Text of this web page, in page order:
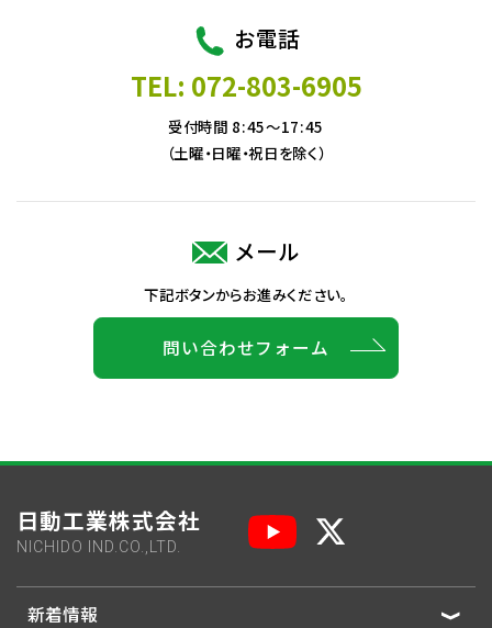
お電話
TEL: 072-803-6905
受付時間 8:45～17:45
（土曜・日曜・祝日を除く）
メール
下記ボタンからお進みください。
問い合わせフォーム
日動工業株式会社
NICHIDO IND.CO.,LTD.
新着情報